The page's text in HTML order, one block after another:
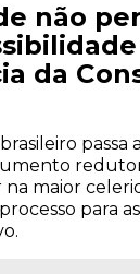
não
da
na maior
para